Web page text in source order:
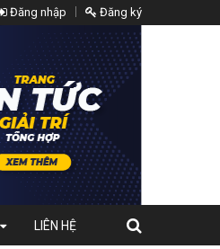
Đăng nhập Đăng ký
LIÊN HỆ